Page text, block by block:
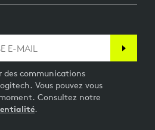
des communications
Vous pouvez vous
Consultez notre
.